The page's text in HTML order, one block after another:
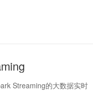
Streaming的大数据实时